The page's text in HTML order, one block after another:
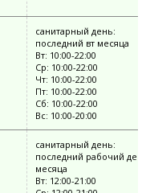
санитарный день:
последний вт месяца
Вт: 10:00-22:00
Ср: 10:00-22:00
Чт: 10:00-22:00
Пт: 10:00-22:00
Сб: 10:00-22:00
Вс: 10:00-20:00
санитарный день:
последний рабочий
месяца
Вт: 12:00-21:00